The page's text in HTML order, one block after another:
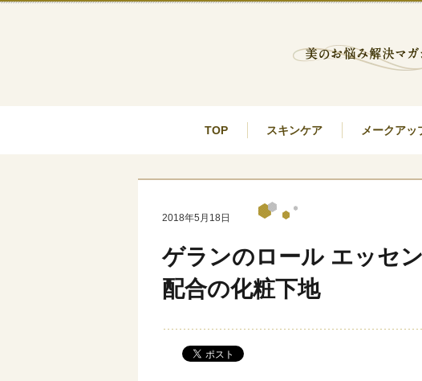
TOP スキンケア メークアッ
2018年5月18日
ゲランのロール エッセ
配合の化粧下地